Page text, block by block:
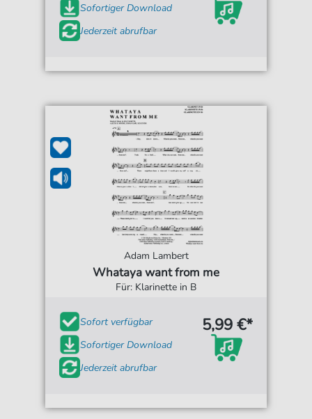
Sofortiger Download
Jederzeit abrufbar
Adam Lambert
Whataya want from me
Für: Klarinette in B
Sofort verfügbar
Sofortiger Download
Jederzeit abrufbar
5,99 €*